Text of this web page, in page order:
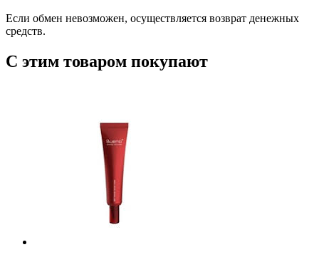
Если обмен невозможен, осуществляется возврат денежных
средств.
С этим товаром покупают